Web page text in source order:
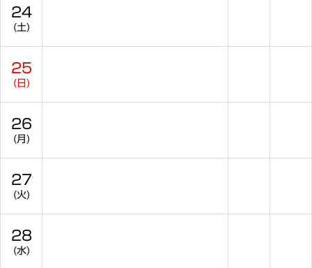
24
(土)
25
(日)
26
(月)
27
(火)
28
(水)